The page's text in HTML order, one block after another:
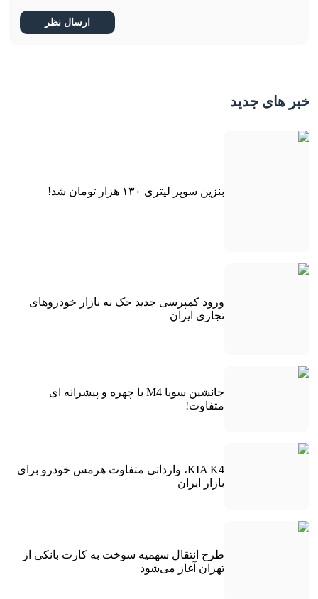
خبر های جدید
بنزین سوپر لیتری ۱۳۰ هزار تومان شد!
ورود کمپرسی جدید جک به بازار خودروهای
تجاری ایران
جانشین سوبا M4 با چهره و پیشرانه ای
متفاوت!
KIA K4، وارداتی متفاوت هرمس خودرو برای
بازار ایران
طرح انتقال سهمیه سوخت به کارت بانکی از
تهران آغاز می‌شود